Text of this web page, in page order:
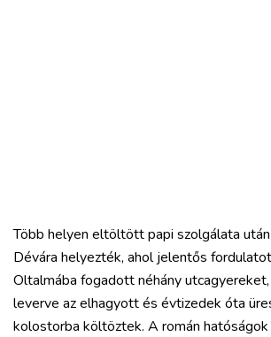
Több helyen eltöltött papi szolgálata
Dévára helyezték, ahol jelentős
Oltalmába fogadott néhány
leverve az elhagyott és évtizedek óta
kolostorba költöztek. A román